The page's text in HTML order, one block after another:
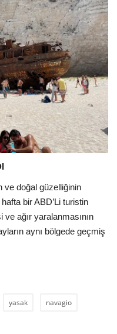
ve doğal güzelliğinin
bir ABD’Li turistin
ağır yaralanmasının
aynı bölgede geçmiş
yasak navagio